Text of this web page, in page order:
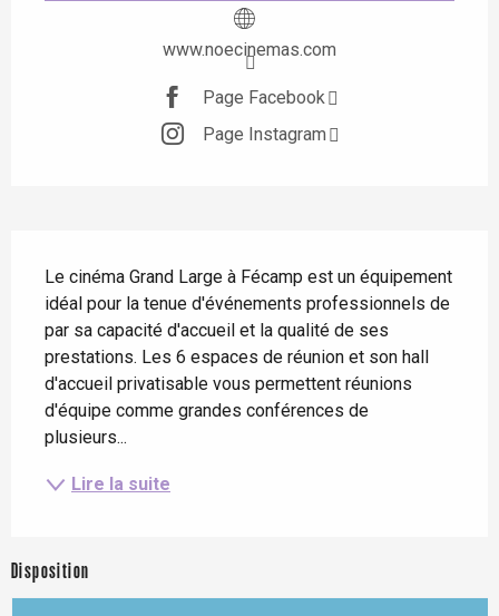
www.noecinemas.com
Page Facebook
Page Instagram
Le cinéma Grand Large à Fécamp est un équipement
idéal pour la tenue d'événements professionnels de
par sa capacité d'accueil et la qualité de ses
prestations. Les 6 espaces de réunion et son hall
d'accueil privatisable vous permettent réunions
d'équipe comme grandes conférences de
plusieurs...
Lire la suite
Disposition